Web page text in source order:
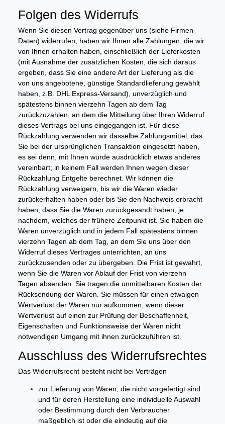
Folgen des Widerrufs
Wenn Sie diesen Vertrag gegenüber uns (siehe Firmen-
Daten) widerrufen, haben wir Ihnen alle Zahlungen, die wir
von Ihnen erhalten haben, einschließlich der Lieferkosten
(mit Ausnahme der zusätzlichen Kosten, die sich daraus
ergeben, dass Sie eine andere Art der Lieferung als die
von uns angebotene, günstige Standardlieferung gewählt
haben, z.B. DHL Express-Versand), unverzüglich und
spätestens binnen vierzehn Tagen ab dem Tag
zurückzuzahlen, an dem die Mitteilung über Ihren Widerruf
dieses Vertrags bei uns eingegangen ist. Für diese
Rückzahlung verwenden wir dasselbe Zahlungsmittel, das
Sie bei der ursprünglichen Transaktion eingesetzt haben,
es sei denn, mit Ihnen wurde ausdrücklich etwas anderes
vereinbart; in keinem Fall werden Ihnen wegen dieser
Rückzahlung Entgelte berechnet. Wir können die
Rückzahlung verweigern, bis wir die Waren wieder
zurückerhalten haben oder bis Sie den Nachweis erbracht
haben, dass Sie die Waren zurückgesandt haben, je
nachdem, welches der frühere Zeitpunkt ist. Sie haben die
Waren unverzüglich und in jedem Fall spätestens binnen
vierzehn Tagen ab dem Tag, an dem Sie uns über den
Widerruf dieses Vertrages unterrichten, an uns
zurückzusenden oder zu übergeben. Die Frist ist gewahrt,
wenn Sie die Waren vor Ablauf der Frist von vierzehn
Tagen absenden. Sie tragen die unmittelbaren Kosten der
Rücksendung der Waren. Sie müssen für einen etwaigen
Wertverlust der Waren nur aufkommen, wenn dieser
Wertverlust auf einen zur Prüfung der Beschaffenheit,
Eigenschaften und Funktionsweise der Waren nicht
notwendigen Umgang mit ihnen zurückzuführen ist.
Ausschluss des Widerrufsrechtes
Das Widerrufsrecht besteht nicht bei Verträgen
zur Lieferung von Waren, die nicht vorgefertigt sind
und für deren Herstellung eine individuelle Auswahl
oder Bestimmung durch den Verbraucher
maßgeblich ist oder die eindeutig auf die